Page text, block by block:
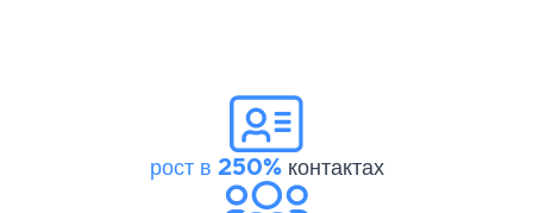
рост в 250%контактах